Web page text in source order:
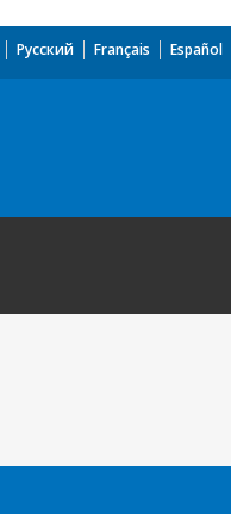
Español
Français
Русский